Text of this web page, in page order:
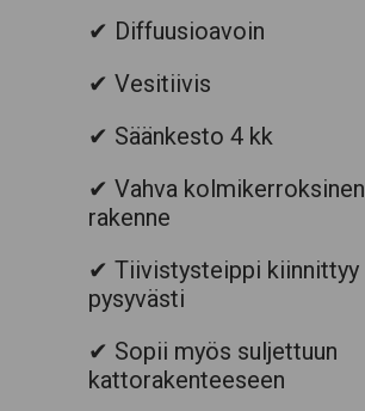
✔ Diffuusioavoin
✔ Vesitiivis
✔ Säänkesto 4 kk
✔ Vahva kolmikerroksinen
rakenne
✔ Tiivistysteippi kiinnittyy
pysyvästi
✔ Sopii myös suljettuun
kattorakenteeseen